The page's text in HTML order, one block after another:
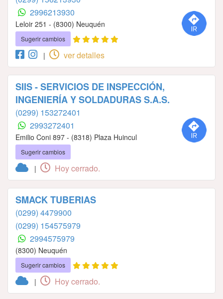
2996213930
Leloir 251 - (8300) Neuquén
Sugerir cambios
| ver detalles
SIIS - SERVICIOS DE INSPECCIÓN,
INGENIERÍA Y SOLDADURAS S.A.S.
(0299) 153272401
2993272401
Emilio Coni 897 - (8318) Plaza Huincul
Sugerir cambios
| Hoy cerrado.
SMACK TUBERIAS
(0299) 4479900
(0299) 154575979
2994575979
(8300) Neuquén
Sugerir cambios
| Hoy cerrado.